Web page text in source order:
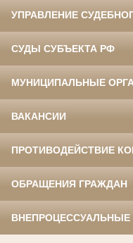
УПРАВЛЕНИЕ
СУДЫ СУБЪЕКТА РФ
МУНИЦИПАЛЬНЫЕ
ВАКАНСИИ
ПРОТИВОДЕЙСТВИЕ
ОБРАЩЕНИЯ ГРАЖДАН